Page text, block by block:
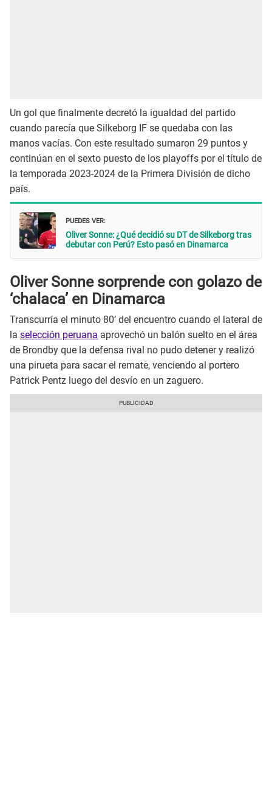
Un gol que finalmente decretó la igualdad del partido
cuando parecía que Silkeborg IF se quedaba con las
manos vacías. Con este resultado sumaron 29 puntos y
continúan en el sexto puesto de los playoffs por el título de
la temporada 2023-2024 de la Primera División de dicho
país.
PUEDES VER:
Oliver Sonne: ¿Qué decidió su DT de Silkeborg tras
debutar con Perú? Esto pasó en Dinamarca
Oliver Sonne sorprende con golazo de
‘chalaca’ en Dinamarca
Transcurría el minuto 80’ del encuentro cuando el lateral de
la selección peruana aprovechó un balón suelto en el área
de Brondby que la defensa rival no pudo detener y realizó
una pirueta para sacar el remate, venciendo al portero
Patrick Pentz luego del desvío en un zaguero.